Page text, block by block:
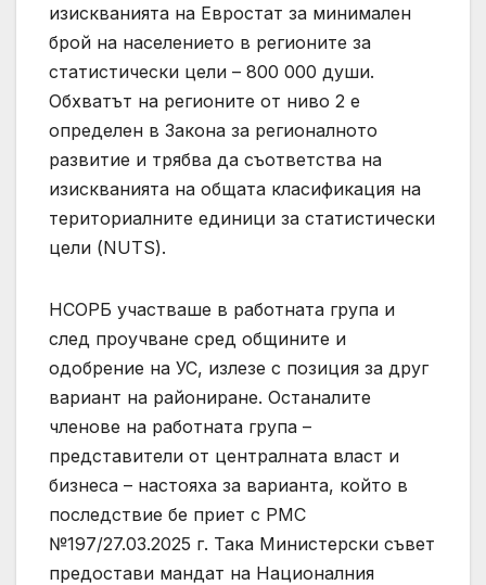
изискванията на Евростат за минимален
брой на населението в регионите за
статистически цели – 800 000 души.
Обхватът на регионите от ниво 2 е
определен в Закона за регионалното
развитие и трябва да съответства на
изискванията на общата класификация на
териториалните единици за статистически
цели (NUTS).
НСОРБ участваше в работната група и
след проучване сред общините и
одобрение на УС, излезе с позиция за друг
вариант на райониране. Останалите
членове на работната група –
представители от централната власт и
бизнеса – настояха за варианта, който в
последствие бе приет с РМС
№197/27.03.2025 г. Така Министерски съвет
предостави мандат на Националния